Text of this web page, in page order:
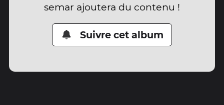
semar ajoutera du contenu !
Suivre cet album